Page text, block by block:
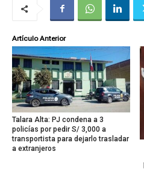
Artículo Anterior
Talara Alta: PJ condena a 3
policías por pedir S/ 3,000 a
transportista para dejarlo trasladar
a extranjeros